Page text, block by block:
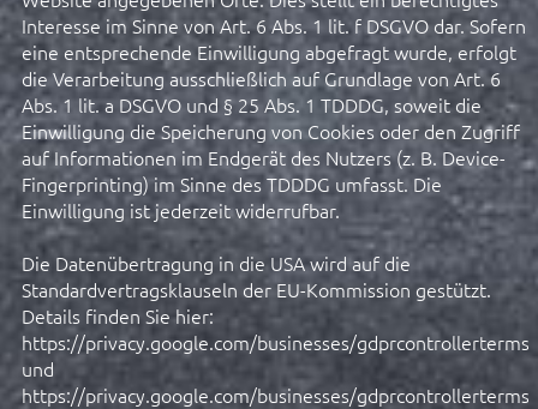
Interesse im Sinne von Art. 6 Abs. 1 lit. f DSGVO dar. Sofern
eine entsprechende Einwilligung abgefragt wurde, erfolgt
die Verarbeitung ausschließlich auf Grundlage von Art. 6
Abs. 1 lit. a DSGVO und § 25 Abs. 1 TDDDG, soweit die
Einwilligung die Speicherung von Cookies oder den Zugriff
auf Informationen im Endgerät des Nutzers (z. B. Device-
Fingerprinting) im Sinne des TDDDG umfasst. Die
Einwilligung ist jederzeit widerrufbar.
Die Datenübertragung in die USA wird auf die
Standardvertragsklauseln der EU-Kommission gestützt.
Details finden Sie hier:
https://privacy.google.com/businesses/gdprcontrollerterms/
und
https://privacy.google.com/businesses/gdprcontrollerterms/